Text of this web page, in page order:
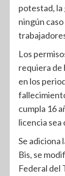
potestad, la
ningún
Los
requiera de
en los
cumpla 16
licencia
Se adiciona
Bis, se
Federal del